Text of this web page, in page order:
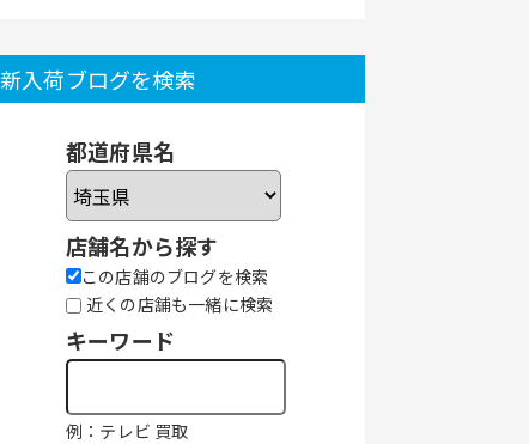
新入荷ブログを検索
都道府県名
店舗名から探す
この店舗のブログを検索
近くの店舗も一緒に検索
キーワード
例：テレビ 買取